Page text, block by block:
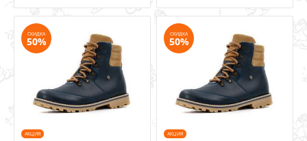
СКИДКА
50%
AКЦИЯ
СКИДКА
50%
AКЦИЯ